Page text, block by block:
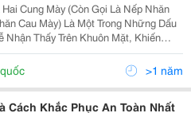
Cung Mày (Còn Gọi Là Nếp Nhăn
Cau Mày) Là Một Trong Những Dấu
Nhận Thấy Trên Khuôn Mặt, Khiến
Mệt Mỏi, Già Nua. Chúng Thường
Co Rút Cơ Mặt, Lão Hóa Da, Hoặc>1 năm
Cách Khắc Phục An Toàn Nhất